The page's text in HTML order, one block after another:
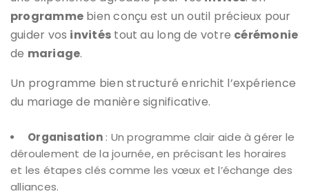
programme bien conçu est un outil précieux pour
guider vos invités tout au long de votre cérémonie
de mariage.
Un programme bien structuré enrichit l’expérience
du mariage de manière significative.
Organisation: Un programme clair aide à gérer le
déroulement de la journée, en précisant les horaires
et les étapes clés comme les vœux et l’échange des
alliances.